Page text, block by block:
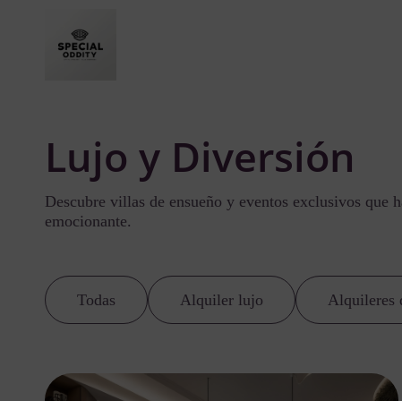
Lujo y Diversión
Descubre villas de ensueño y eventos exclusivos que
emocionante.
Todas Alquiler lujo Alquileres